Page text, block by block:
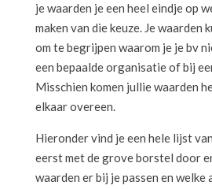
je waarden je een heel eindje op
maken van die keuze. Je waarden
om te begrijpen waarom je je bv
een bepaalde organisatie of bij
Misschien komen jullie waarden
elkaar overeen.
Hieronder vind je een hele lijst
eerst met de grove borstel door
waarden er bij je passen en welke